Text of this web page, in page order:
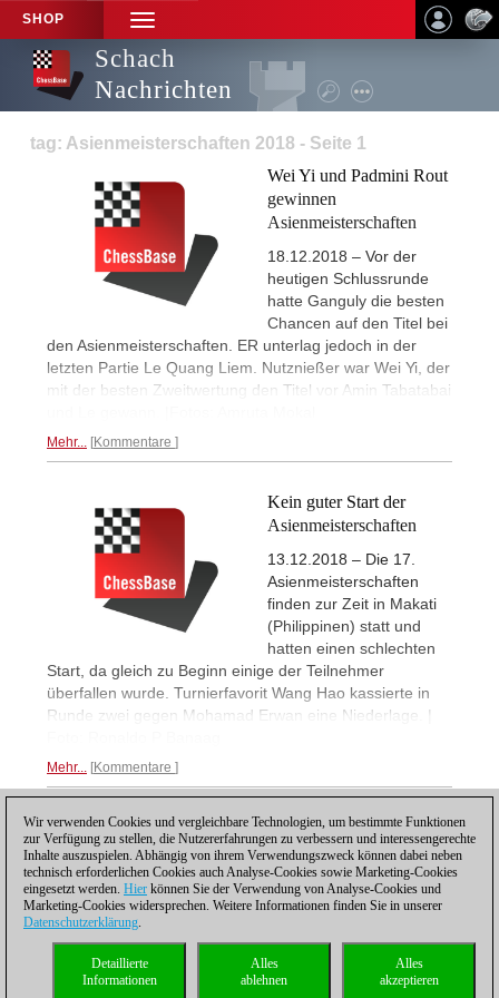
SHOP
TOGGLE
NAVIGATION
Schach
Nachrichten
tag: Asienmeisterschaften 2018 - Seite 1
Wei Yi und Padmini Rout
gewinnen
Asienmeisterschaften
18.12.2018 – Vor der
heutigen Schlussrunde
hatte Ganguly die besten
Chancen auf den Titel bei
den Asienmeisterschaften. ER unterlag jedoch in der
letzten Partie Le Quang Liem. Nutznießer war Wei Yi, der
mit der besten Zweitwertung den Titel vor Amin Tabatabai
Mehr... Kommentare
Kein guter Start der
Asienmeisterschaften
13.12.2018 – Die 17.
Asienmeisterschaften
finden zur Zeit in Makati
(Philippinen) statt und
hatten einen schlechten
Start, da gleich zu Beginn einige der Teilnehmer
überfallen wurde. Turnierfavorit Wang Hao kassierte in
Runde zwei gegen Mohamad Erwan eine Niederlage. |
Mehr... Kommentare
1
Datenschutzhinweis| Kontakt| |Lizenzen
Compliance Hotline|
Wir verwenden Cookies und vergleichbare Technologien, um bestimmte Funktionen
zur Verfügung zu stellen, die Nutzererfahrungen zu verbessern und interessengerechte
Inhalte auszuspielen. Abhängig von ihrem Verwendungszweck können dabei neben
technisch erforderlichen Cookies auch Analyse-Cookies sowie Marketing-Cookies
eingesetzt werden. Hier können Sie der Verwendung von Analyse-Cookies und
Marketing-Cookies widersprechen. Weitere Informationen finden Sie in unserer
Datenschutzerklärung.
Alles
akzeptieren
Alles
ablehnen
Detaillierte
Informationen